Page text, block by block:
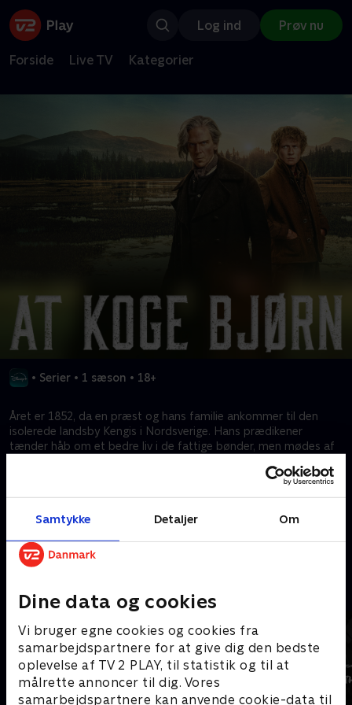
Samtykke Detaljer Om
Dine data og cookies
Vi bruger egne cookies og cookies fra
samarbejdspartnere for at give dig den bedste
oplevelse af TV 2 PLAY, til statistik og til at
målrette annoncer til dig. Vores
samarbejdspartnere kan anvende cookie-data til
Log ind Prøv nu
Forside Live TV Kategorier
• Serier • 1 sæson • 18+
Året er 1852, da en præst og hans familie ankommer til den
isolerede landsby Kengis i Nordsverige. Hans prædikener
tænder håb om et bedre liv i de fattige bønder, men mødes af
bjørneangreb spreder sig, fører præsten og hans samiske
og retfærdighed, hvor kærlighed og magtkampe fører til vold og
Kræver tilkøb
Mere indhold fra Disney+